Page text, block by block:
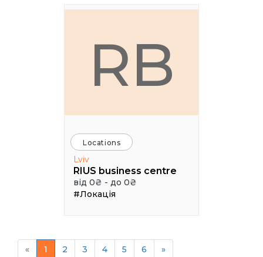
RB
Locations
Lviv
RIUS business centre
від 0₴ - до 0₴
#Локація
« 1 2 3 4 5 6 »